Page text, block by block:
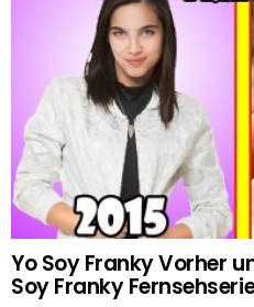
Yo Soy Franky Vorher
Soy Franky